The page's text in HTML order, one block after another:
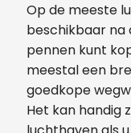
Op de meeste
beschikbaar na
pennen kunt
meestal een
goedkope
Het kan handig